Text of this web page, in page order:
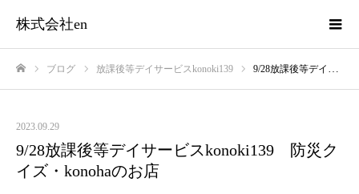
株式会社en
ブログ 放課後等デイサービスkonoki139 9/28放課後等デイサービスkonoki139 防災クイズ・konohaのお店
2023.09.29
9/28放課後等デイサービスkonoki139 防災ク
イズ・konohaのお店